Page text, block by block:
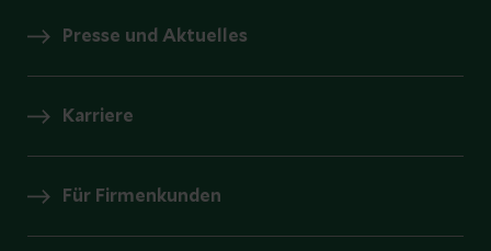
Presse und Aktuelles
Karriere
Für Firmenkunden